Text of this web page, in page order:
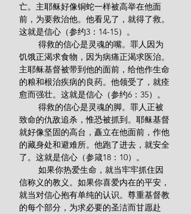
亡。主耶稣好像铜蛇一样被高举在他面
前，为要救治他。他看见了，就得了救。
这就是信心（参约3：14-15）。
饥饿正渴求食物，因为病痛正渴求医治。
主耶稣基督被带到他的面前，给他作生命
的粮和根治疾病的良药。他领受了，就痊
愈而强壮。这就是信心（参约6：35）。
致命的仇敌追杀，惟恐被抓到。耶稣基督
就好像坚固的高台，矗立在他面前，作他
的藏身处和避难所。他跑了进去，就安全
了。这就是信心（参箴18：10）。
信称义的教义。如果你喜爱内在的平安，
就当对信心抱有单纯的认识。尊重基督教
的每个部分，为求必要的圣洁而甘愿赴